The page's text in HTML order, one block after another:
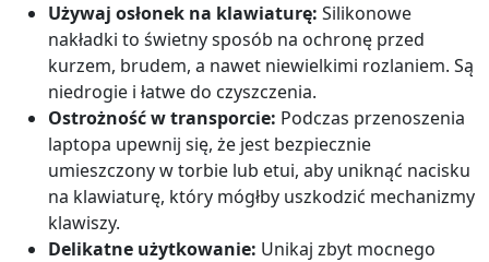
Używaj osłonek na klawiaturę: Silikonowe
nakładki to świetny sposób na ochronę przed
kurzem, brudem, a nawet niewielkimi rozlaniem. Są
niedrogie i łatwe do czyszczenia.
Ostrożność w transporcie: Podczas przenoszenia
laptopa upewnij się, że jest bezpiecznie
umieszczony w torbie lub etui, aby uniknąć nacisku
na klawiaturę, który mógłby uszkodzić mechanizmy
klawiszy.
Delikatne użytkowanie: Unikaj zbyt mocnego